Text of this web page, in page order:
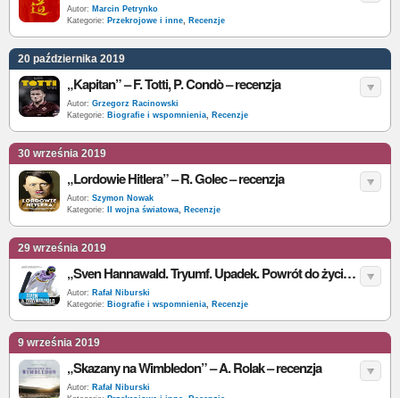
Autor: Marcin Petrynko
Kategorie: Przekrojowe i inne, Recenzje
20 października 2019
„Kapitan” – F. Totti, P. Condò – recenzja
Autor: Grzegorz Racinowski
Kategorie: Biografie i wspomnienia, Recenzje
30 września 2019
„Lordowie Hitlera” – R. Golec – recenzja
Autor: Szymon Nowak
Kategorie:
II wojna światowa, Recenzje
29 września 2019
„Sven Hannawald. Tryumf. Upadek. Powrót do życia” – S. Hannawald, U. Pramann – recenzja
Autor: Rafał Niburski
Kategorie: Biografie i wspomnienia, Recenzje
9 września 2019
„Skazany na Wimbledon” – A. Rolak – recenzja
Autor: Rafał Niburski